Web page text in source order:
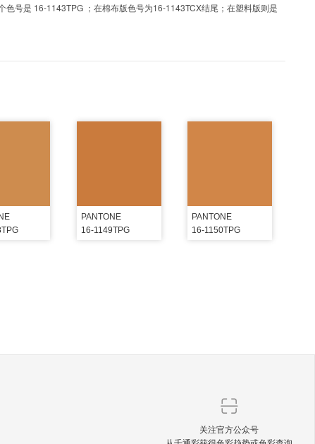
号是 16-1143TPG ；在棉布版色号为16-1143TCX结尾；在塑料版则是
PANTONE
16-1149TPG
PANTONE
16-1150TPG
关注官方公众号